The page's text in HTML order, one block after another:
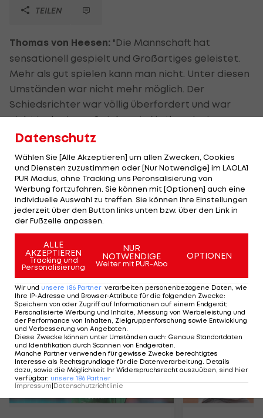
TEILEN
Thomas von Heesen: "Die Mannschaft hat
sensationell gespielt und Großartiges geleistet.
Mehr als gut spielen kann man nicht. Unter diesen
Umständen war nicht mehr möglich. Der
Schiedsrichter war völlig überfordert und war
nicht in der Lage, Spieler wie Nathan Junior zu
schützen."
Franz Lederer:"Wir haben in Kapfenberg
bestanden und können ungeschlagen nach Hause
fahren. Man hat aber gesehen, dass wir noch
mehr arbeiten müssen. Wir haben jetzt im
Frühjahr 14 punkte geholt und können uns nach
vorne orientieren. Es war eine hektische Partie,
die nicht einfach zu leiten war."
Mehr zum Thema
Datenschutz
Wählen Sie [Alle Akzeptieren] um allen Zwecken, Cookies
und Diensten zuzustimmen oder [Nur Notwendige] im LAOLA1
PUR Modus, ohne Tracking uns Peronsalisierung von
Werbung fortzufahren. Sie können mit [Optionen] auch eine
individuelle Auswahl zu treffen. Sie können Ihre Einstellungen
jederzeit über den Button links unten bzw. über den Link in
der Fußzeile anpassen.
ALLE
AKZEPTIEREN
Tracking und
Personalisierung
NUR
NOTWENDIGE
Weiter mit PUR-Abo
OPTIONEN
Wir und unsere 186 Partner verarbeiten personenbezogene Daten, wie
Ihre IP-Adresse und Browser-Attribute für die folgenden Zwecke:
Speichern von oder Zugriff auf Informationen auf einem Endgerät;
Personalisierte Werbung und Inhalte, Messung von Werbeleistung und
der Performance von Inhalten, Zielgruppenforschung sowie Entwicklung
und Verbesserung von Angeboten.
Diese Zwecke können unter Umständen auch: Genaue Standortdaten
und Identifikation durch Scannen von Endgeräten.
Manche Partner verwenden für gewisse Zwecke berechtigtes
Interesse als Rechtsgrundlage für die Datenverarbeitung. Details
dazu, sowie die Möglichkeit Ihr Widerspruchsrecht auszuüben, sind hier
verfügbar: unsere 186 Partner
Impressum Datenschutzrichtlinie